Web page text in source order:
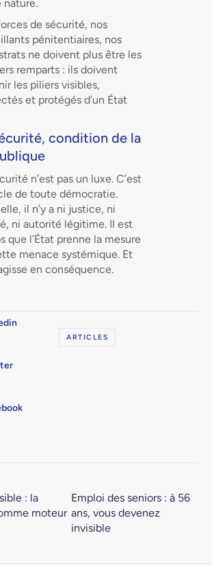
de sécurité, nos
pénitentiaires, nos
ne doivent plus être les
remparts : ils doivent
les piliers visibles,
et protégés d’un État
condition de la
n’est pas un luxe. C’est
de toute démocratie.
il n’y a ni justice, ni
ni autorité légitime. Il est
que l’État prenne la mesure
menace systémique. Et
en conséquence.
ARTICLES
: la
moteur
Emploi des seniors : à 56
ans, vous devenez
invisible